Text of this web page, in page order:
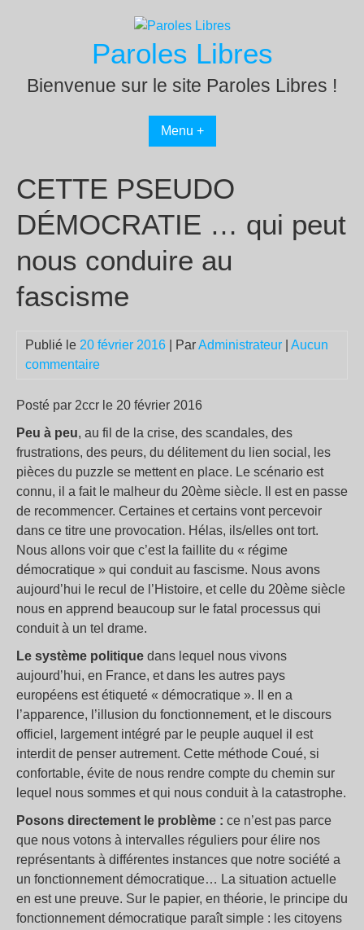
Paroles Libres
Bienvenue sur le site Paroles Libres !
Menu +
CETTE PSEUDO
DÉMOCRATIE … qui peut
nous conduire au
fascisme
Publié le 20 février 2016 | ParAdministrateur
Aucun
commentaire
Posté par 2ccr le 20 février 2016
Peu à peu, au fil de la crise, des scandales, des
frustrations, des peurs, du délitement du lien social, les
pièces du puzzle se mettent en place. Le scénario est
connu, il a fait le malheur du 20ème siècle. Il est en passe
de recommencer. Certaines et certains vont percevoir
dans ce titre une provocation. Hélas, ils/elles ont tort.
Nous allons voir que c’est la faillite du « régime
démocratique » qui conduit au fascisme. Nous avons
aujourd’hui le recul de l’Histoire, et celle du 20ème siècle
nous en apprend beaucoup sur le fatal processus qui
conduit à un tel drame.
Le système politique dans lequel nous vivons
aujourd’hui, en France, et dans les autres pays
européens est étiqueté « démocratique ». Il en a
l’apparence, l’illusion du fonctionnement, et le discours
officiel, largement intégré par le peuple auquel il est
interdit de penser autrement. Cette méthode Coué, si
confortable, évite de nous rendre compte du chemin sur
lequel nous sommes et qui nous conduit à la catastrophe.
Posons directement le problème : ce n’est pas parce
que nous votons à intervalles réguliers pour élire nos
représentants à différentes instances que notre société a
un fonctionnement démocratique… La situation actuelle
en est une preuve. Sur le papier, en théorie, le principe du
fonctionnement démocratique paraît simple : les citoyens